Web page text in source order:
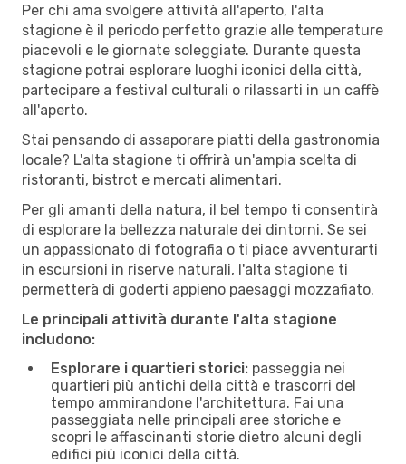
Per chi ama svolgere attività all'aperto, l'alta
stagione è il periodo perfetto grazie alle temperature
piacevoli e le giornate soleggiate. Durante questa
stagione potrai esplorare luoghi iconici della città,
partecipare a festival culturali o rilassarti in un caffè
all'aperto.
Stai pensando di assaporare piatti della gastronomia
locale? L'alta stagione ti offrirà un'ampia scelta di
ristoranti, bistrot e mercati alimentari.
Per gli amanti della natura, il bel tempo ti consentirà
di esplorare la bellezza naturale dei dintorni. Se sei
un appassionato di fotografia o ti piace avventurarti
in escursioni in riserve naturali, l'alta stagione ti
permetterà di goderti appieno paesaggi mozzafiato.
Le principali attività durante l'alta stagione
includono:
Esplorare i quartieri storici: passeggia nei
quartieri più antichi della città e trascorri del
tempo ammirandone l'architettura. Fai una
passeggiata nelle principali aree storiche e
scopri le affascinanti storie dietro alcuni degli
edifici più iconici della città.